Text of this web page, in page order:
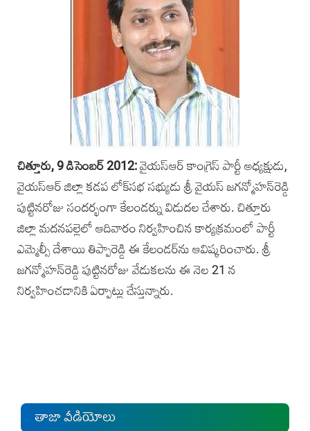
చిత్తూరు, 9 డిసెంబర్‌ 2012:వైయస్‌ఆర్ కాంగ్రె‌స్ పార్టీ అధ్యక్షుడు,‌
వైయస్‌ఆర్‌ జిల్లా కడప లోక్‌సభ సభ్యుడు శ్రీ వైయస్‌ జగన్మోహన్‌రెడ్డి
పుట్టినరోజు సందర్భంగా కేలండర్ను‌ విడుదల చేశారు. చిత్తూరు
జిల్లా మదనపల్లెలో ఆదివారం నిర్వహించిన కార్యక్రమంలో పార్టీ
ఎమ్మెల్సీ దేశాయి తిప్పారెడ్డి ఈ కేలండర్‌ను ఆవిష్కరించారు. శ్రీ
జగన్మోహన్‌రెడ్డి పుట్టినరోజు వేడుకలను ఈ నెల 21 న
నిర్వహించడానికి ఏర్పాట్లు చేస్తున్నారు.
తాజా వీడియోలు